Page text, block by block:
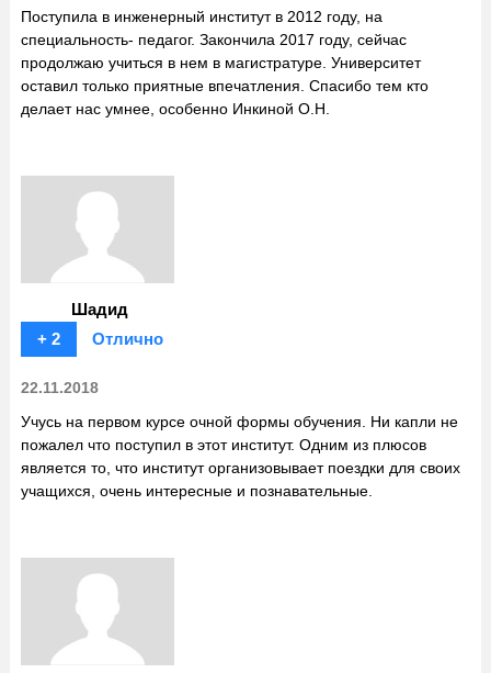
Поступила в инженерный институт в 2012 году, на
специальность- педагог. Закончила 2017 году, сейчас
продолжаю учиться в нем в магистратуре. Университет
оставил только приятные впечатления. Спасибо тем кто
делает нас умнее, особенно Инкиной О.Н.
Шадид
+ 2
Отлично
22.11.2018
Учусь на первом курсе очной формы обучения. Ни капли не
пожалел что поступил в этот институт. Одним из плюсов
является то, что институт организовывает поездки для своих
учащихся, очень интересные и познавательные.